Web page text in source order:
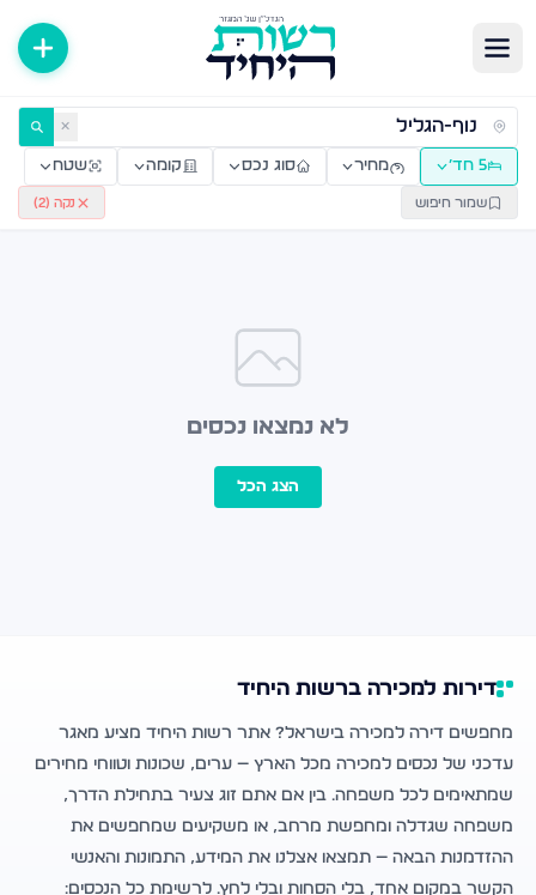
דירות למכירה ולהשכרה — רשות היחיד ✕
5 חד׳ מחיר סוג נכס קומה שטח
שמור חיפוש נקה (2
)
לא נמצאו נכסים
הצג הכל
דירות למכירה ברשות היחיד
מחפשים דירה למכירה בישראל? אתר רשות היחיד מציע מאגר
עדכני של נכסים למכירה מכל הארץ — ערים, שכונות וטווחי מחירים
שמתאימים לכל משפחה. בין אם אתם זוג צעיר בתחילת הדרך,
משפחה שגדלה ומחפשת מרחב, או משקיעים שמחפשים את
ההזדמנות הבאה — תמצאו אצלנו את המידע, התמונות והאנשי
הקשר במקום אחד, בלי הסחות ובלי לחץ. לרשימת כל הנכסים: